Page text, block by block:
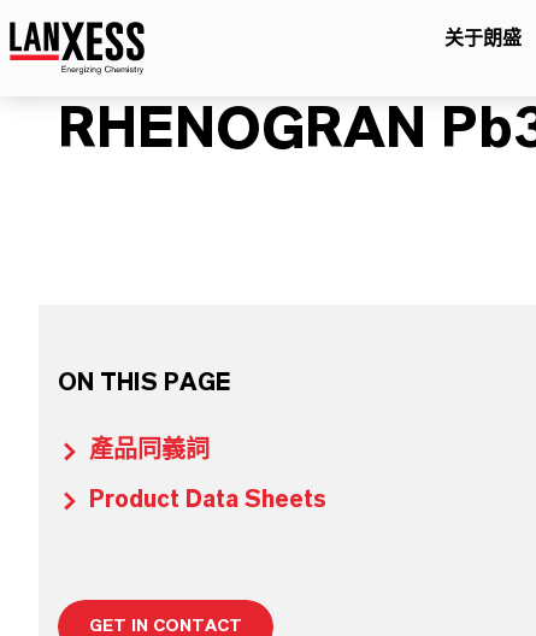
关于朗盛
RHENOGRAN
ON THIS PAGE
產品同義詞
Product Data Sheets
GET IN CONTACT